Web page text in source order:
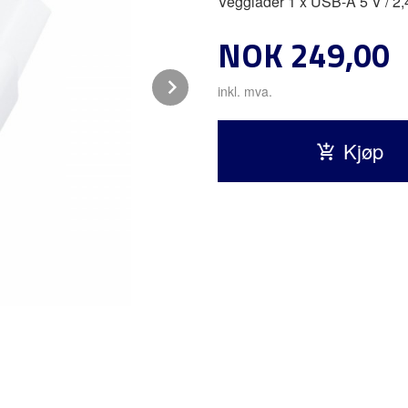
Next
Pris
NOK 249,00
inkl. mva.
Kjøp